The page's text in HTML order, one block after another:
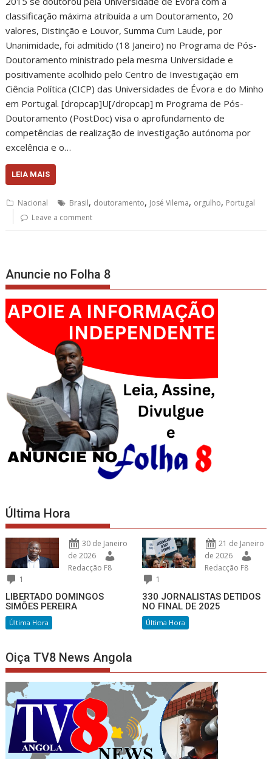
classificação máxima atribuída a um Doutoramento, 20
valores, Distinção e Louvor, Summa Cum Laude, por
Unanimidade, foi admitido (18 Janeiro) no Programa de Pós-
Doutoramento ministrado pela mesma Universidade e
positivamente acolhido pelo Centro de Investigação em
Ciência Política (CICP) das Universidades de Évora e do Minho
em Portugal. [dropcap]U[/dropcap] m Programa de Pós-
Doutoramento (PostDoc) visa o aprofundamento de
competências de realização de investigação autónoma por
excelência e o…
LEIA MAIS
Nacional Brasil, doutoramento, José Vilema, orgulho, Portugal
Leave a comment
Anuncie no Folha 8
Última Hora
30 de Janeiro
de 2026
Redacção F8
1
LIBERTADO DOMINGOS
SIMÕES PEREIRA
Última Hora
21 de Janeiro
de 2026
Redacção F8
1
330 JORNALISTAS DETIDOS
NO FINAL DE 2025
Última Hora
Oiça TV8 News Angola